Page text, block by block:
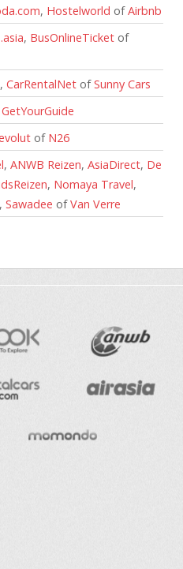
, Hostelworld ofAirbnb
, BusOnlineTicket of
, CarRentalNet ofSunny Cars
GetYourGuide
of N26
, ANWB Reizen, AsiaDirect, De
, Nomaya Travel,
, Sawadee ofVan Verre